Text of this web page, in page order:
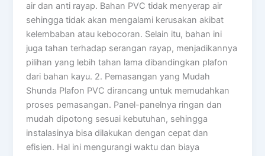
air dan anti rayap. Bahan PVC tidak menyerap air
sehingga tidak akan mengalami kerusakan akibat
kelembaban atau kebocoran. Selain itu, bahan ini
juga tahan terhadap serangan rayap, menjadikannya
pilihan yang lebih tahan lama dibandingkan plafon
dari bahan kayu. 2. Pemasangan yang Mudah
Shunda Plafon PVC dirancang untuk memudahkan
proses pemasangan. Panel-panelnya ringan dan
mudah dipotong sesuai kebutuhan, sehingga
instalasinya bisa dilakukan dengan cepat dan
efisien. Hal ini mengurangi waktu dan biaya